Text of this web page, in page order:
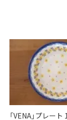
「VENA」プレー